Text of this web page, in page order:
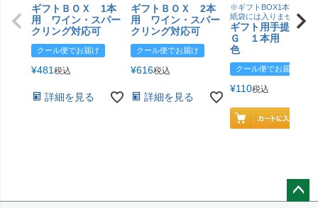
ギフトＢＯＸ 1本
用 ワイン・スパー
クリング対応可
クール便でお届け
¥481 税込
詳細を見る
ギフトＢＯＸ 2本
用 ワイン・スパー
クリング対応可
クール便でお届け
¥616税込
詳細を見る
※ギフトBOX1本用はこ
紙袋には入りません
ギフト用手提げＢ
Ｇ １本用 エン
色
クール便でお届け
¥110税込